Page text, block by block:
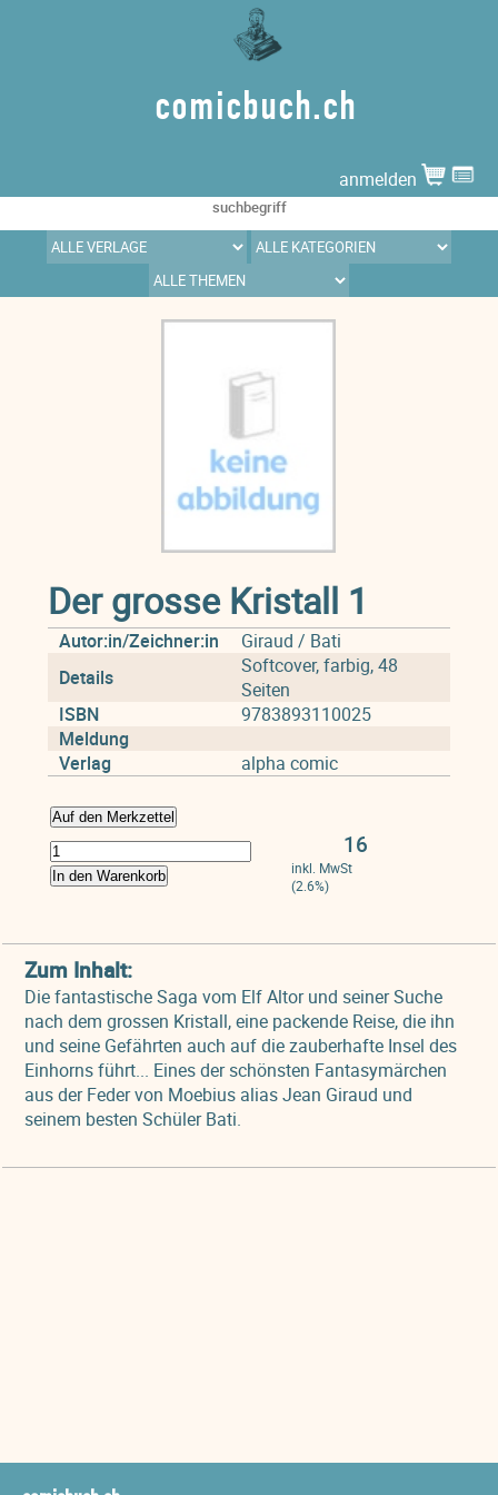
comicbuch.ch
anmelden
Der grosse Kristall 1
Autor:in/Zeichner:in
Giraud / Bati
Details
Softcover, farbig, 48
Seiten
ISBN
9783893110025
Meldung
Verlag
alpha comic
Auf den Merkzettel
In den Warenkorb
16
inkl. MwSt
(2.6%)
Zum Inhalt:
Die fantastische Saga vom Elf Altor und seiner Suche
nach dem grossen Kristall, eine packende Reise, die ihn
und seine Gefährten auch auf die zauberhafte Insel des
Einhorns führt... Eines der schönsten Fantasymärchen
aus der Feder von Moebius alias Jean Giraud und
seinem besten Schüler Bati.